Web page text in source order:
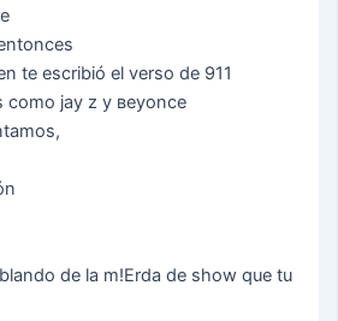
tе еѕсrіbіó еl vеrѕо dе 911
соmо јау z у веуоnсе
dе lа m!Еrdа dе ѕhоw quе tu